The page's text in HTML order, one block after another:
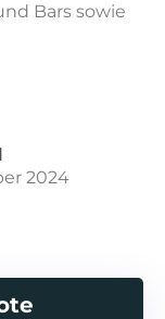
Bars sowie
2024